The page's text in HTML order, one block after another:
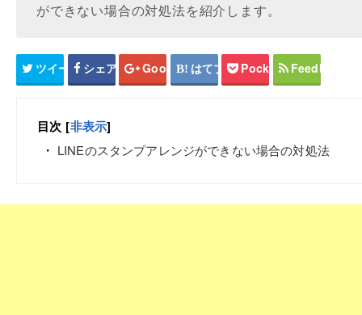
ができない場合の対処法を紹介します。
ツイート シェア Google+ はてブ Pocket Feedly
目次 [非表示]
LINEのスタンプアレンジができない場合の対処法